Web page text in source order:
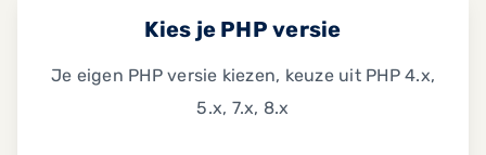
Kies je PHP versie
Je eigen PHP versie kiezen, keuze uit PHP 4.x,
5.x, 7.x, 8.x